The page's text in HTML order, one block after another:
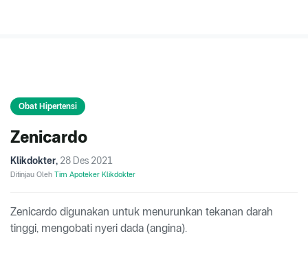
Obat Hipertensi
Zenicardo
Klikdokter, 28 Des 2021
Ditinjau Oleh Tim Apoteker Klikdokter
Zenicardo digunakan untuk menurunkan tekanan darah
tinggi, mengobati nyeri dada (angina).